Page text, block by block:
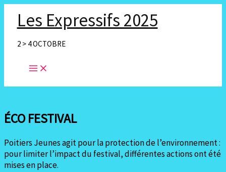
contenu
Les Expressifs 2025
2 > 4 OCTOBRE
Main
Menu
ÉCO FESTIVAL
Poitiers Jeunes agit pour la protection de l’environnement :
pour limiter l’impact du festival, différentes actions ont été
mises en place.